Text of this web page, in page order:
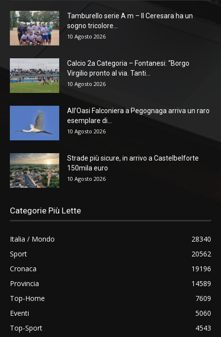
Tamburello serie A m – Il Ceresara ha un
sogno tricolore...
10 Agosto 2026
Calcio 2a Categoria – Fontanesi: “Borgo
Virgilio pronto al via. Tanti...
10 Agosto 2026
All’Oasi Falconiera a Pegognaga arriva un raro
esemplare di...
10 Agosto 2026
Strade più sicure, in arrivo a Castelbelforte
150mila euro
10 Agosto 2026
Categorie Più Lette
Italia / Mondo
28340
Sport
20562
Cronaca
19196
Provincia
14589
Top-Home
7609
Eventi
5060
Top-Sport
4543